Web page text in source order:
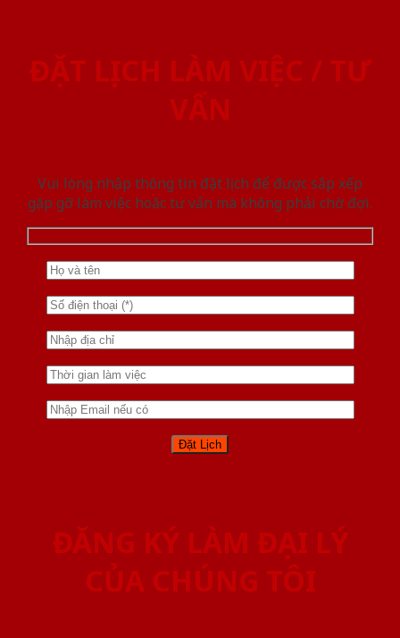
ĐẶT LỊCH LÀM VIỆC / TƯ
VẤN
Vui lòng nhập thông tin đặt lịch để được sắp xếp
gặp gỡ làm việc hoăc tư vấn mà không phải chờ đợi.
ĐĂNG KÝ LÀM ĐẠI LÝ
CỦA CHÚNG TÔI